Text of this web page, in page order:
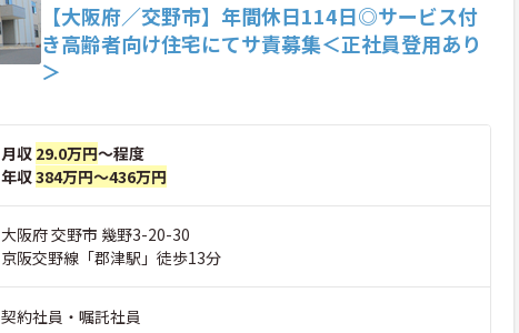
【大阪府／交野市】年間休日114日◎サービス付
き高齢者向け住宅にてサ責募集＜正社員登用あり
＞
月収 29.0万円～程度
年収384万円～436万円
大阪府 交野市 幾野3-20-30
京阪交野線「郡津駅」徒歩13分
契約社員・嘱託社員